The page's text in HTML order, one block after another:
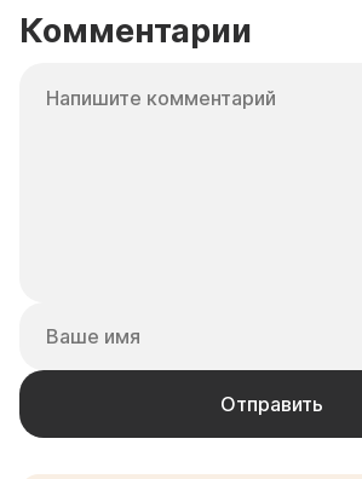
Комментарии